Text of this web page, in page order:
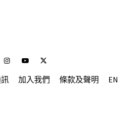
InstagramYoutubeTwitter
加入我們 條款及聲明 EN